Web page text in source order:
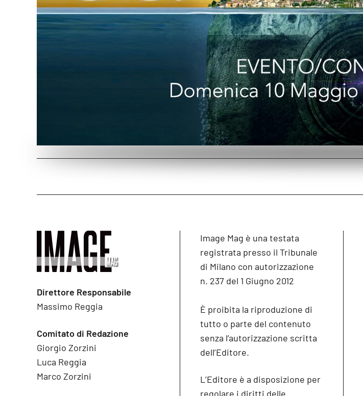
Direttore Responsabile
Massimo Reggia
Comitato di Redazione
Giorgio Zorzini
Luca Reggia
Marco Zorzini
Image Mag è una testata
registrata presso il Tribunale
di Milano con autorizzazione
n. 237 del 1 Giugno 2012
È proibita la riproduzione di
tutto o parte del contenuto
senza l’autorizzazione scritta
dell’Editore.
L’Editore è a disposizione per
regolare i diritti delle